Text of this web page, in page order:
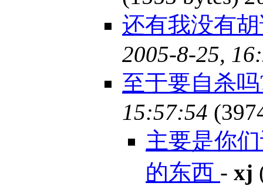
还有我没有
2005-8-25,
至于要自杀
15:57:54
主要是你
的东西 - xj